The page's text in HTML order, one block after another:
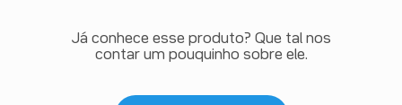
Já conhece esse produto? Que tal nos
contar um pouquinho sobre ele.